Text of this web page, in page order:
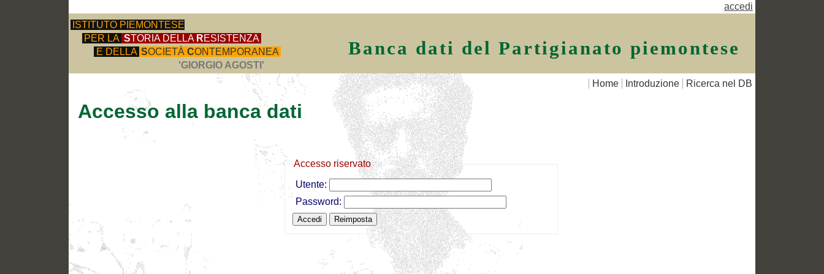
accedi
ISTITUTO PIEMONTESE
PER LA STORIA DELLA RESISTENZA
E DELLA SOCIETÀ CONTEMPORANEA
'GIORGIO AGOSTI'
Banca dati del Partigianato piemontese
Home Introduzione Ricerca nel DB
Accesso alla banca dati
Accesso riservato
Utente:
Password: